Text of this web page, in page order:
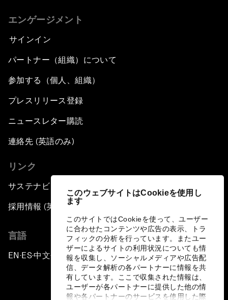
このウェブサイトはCookieを使用し
ます
このサイトではCookieを使って、ユーザー
に合わせたコンテンツや広告の表示、トラ
フィックの分析を行っています。またユー
ザーによるサイトの利用状況についても情
報を収集し、ソーシャルメディアや広告配
信、データ解析の各パートナーに情報を共
有しています。ここで収集された情報は、
ユーザーが各パートナーに提供した他の情
報や各パートナーのサービスを使用した際
エンゲージメント
サインイン
パートナー（組織）について
参加する（個人、組織）
プレスリリース登録
ニュースレター購読
連絡先 (英語のみ)
リンク
サステナビリティへの取り組み
採用情報 (英語のみ)
言語
EN ▪ES▪中文▪ 日本語